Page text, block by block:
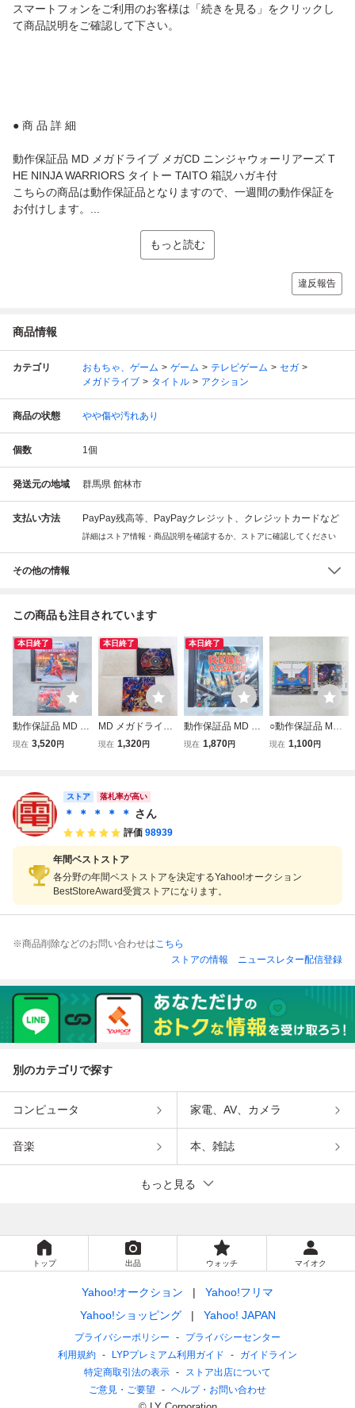
スマートフォンをご利用のお客様は「続きを見る」をクリックし
て商品説明をご確認して下さい。
● 商 品 詳 細
動作保証品 MD メガドライブ メガCD ニンジャウォーリアーズ T
HE NINJA WARRIORS タイトー TAITO 箱説ハガキ付
こちらの商品は動作保証品となりますので、一週間の動作保証を
お付けします。...
もっと読む
違反報告
商品情報
カテゴリ おもちゃ、ゲーム ゲーム テレビゲーム
セガ
メガドライブ
タイトル アクション
商品の状態 やや傷や汚れあり
個数 1個
発送元の地域 群馬県 館林市
支払い方法 PayPay残高等、PayPayクレジット、クレジットカードなど
詳細はストア情報・商品説明を確認するか、ストアに確認してください
その他の情報
この商品も注目されています
本日終了
動作保証品 MD メ
ガCD ニンジャウ
D付【PP
現在 3,520円
本日終了
MD メガドライブ
メガCD 電忍アレ
現在 1,320円
本日終了
動作保証品 MD メ
ガCD スター・ウ
現在 1,870円
○動作保証品 MD
メガCD ソニッ
現在 1,100円
ストア 落札率が高い
＊ ＊ ＊ ＊ ＊ さん
評価 98939
年間ベストストア
各分野の年間ベストストアを決定するYahoo!オークション
BestStoreAward受賞ストアになります。
※商品削除などのお問い合わせはこちら
ストアの情報
ニュースレター配信登録
別のカテゴリで探す
コンピュータ 家電、AV、カメラ
音楽 本、雑誌
もっと見る
トップ 出品 ウォッチ マイオク
Yahoo!オークション
Yahoo!フリマ
Yahoo!ショッピング
Yahoo! JAPAN
プライバシーポリシー
プライバシーセンター
利用規約
LYPプレミアム利用ガイド
ガイドライン
特定商取引法の表示
ストア出店について
ご意見・ご要望
ヘルプ・お問い合わせ